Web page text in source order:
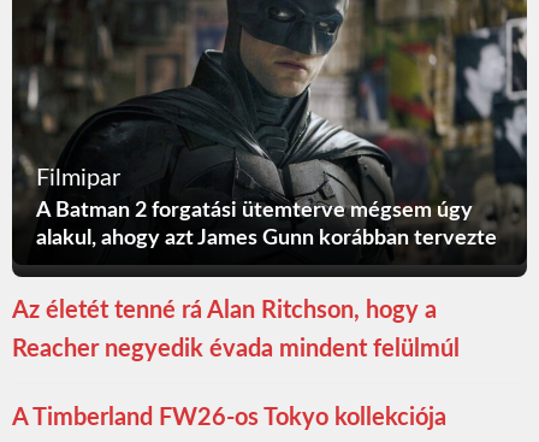
Filmipar
A Batman 2 forgatási ütemterve mégsem úgy
alakul, ahogy azt James Gunn korábban tervezte
Az életét tenné rá Alan Ritchson, hogy a
Reacher negyedik évada mindent felülmúl
A Timberland FW26-os Tokyo kollekciója